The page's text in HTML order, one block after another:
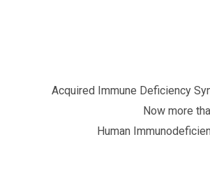
Acquired Immune Deficiency
Now more
Human